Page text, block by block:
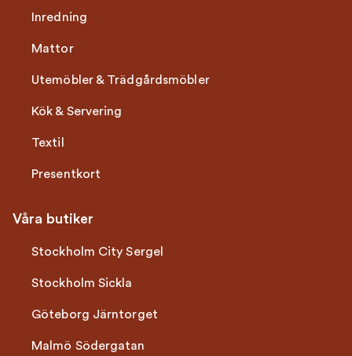
Inredning
Mattor
Utemöbler & Trädgårdsmöbler
Kök & Servering
Textil
Presentkort
Våra butiker
Stockholm City Sergel
Stockholm Sickla
Göteborg Järntorget
Malmö Södergatan